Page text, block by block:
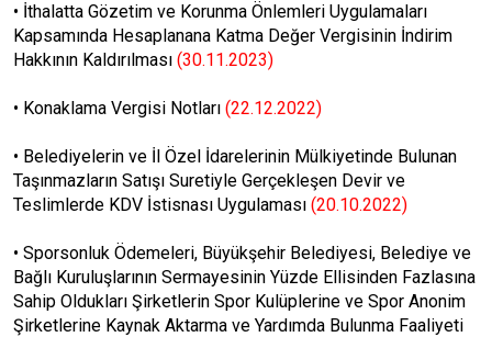
• İthalatta Gözetim ve Korunma Önlemleri Uygulamaları
Kapsamında Hesaplanana Katma Değer Vergisinin İndirim
Hakkının Kaldırılması (30.11.2023)
• Konaklama Vergisi Notları (22.12.2022)
• Belediyelerin ve İl Özel İdarelerinin Mülkiyetinde Bulunan
Taşınmazların Satışı Suretiyle Gerçekleşen Devir ve
Teslimlerde KDV İstisnası Uygulaması (20.10.2022)
• Sporsonluk Ödemeleri, Büyükşehir Belediyesi, Belediye ve
Bağlı Kuruluşlarının Sermayesinin Yüzde Ellisinden Fazlasına
Sahip Oldukları Şirketlerin Spor Kulüplerine ve Spor Anonim
Şirketlerine Kaynak Aktarma ve Yardımda Bulunma Faaliyeti